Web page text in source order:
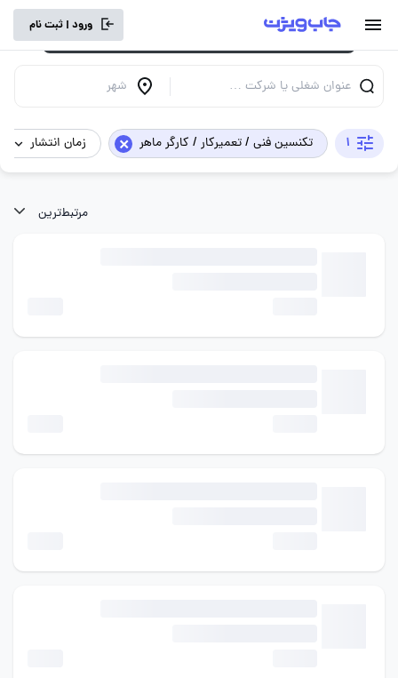
ورود | ثبت نام
عنوان شغلی یا شرکت … شهر
1 تکنسین فنی / تعمیرکار / کارگر ماهر × زمان انتشار
برای تجربه کاربری بهتر و سرعت بالاتر، vpn
خود را خاموش کنید.